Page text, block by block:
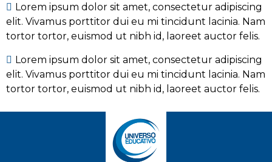
Lorem ipsum dolor sit amet, consectetur adipiscing
elit. Vivamus porttitor dui eu mi tincidunt lacinia. Nam
tortor tortor, euismod ut nibh id, laoreet auctor felis.
Lorem ipsum dolor sit amet, consectetur adipiscing
elit. Vivamus porttitor dui eu mi tincidunt lacinia. Nam
tortor tortor, euismod ut nibh id, laoreet auctor felis.